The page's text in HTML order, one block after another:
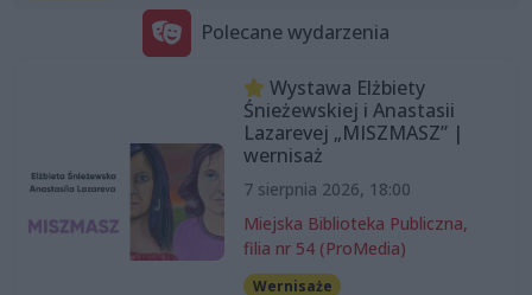
Polecane wydarzenia
Wystawa Elżbiety
Śnieżewskiej i Anastasii
Lazarevej „MISZMASZ” |
wernisaż
7 sierpnia 2026, 18:00
Miejska Biblioteka Publiczna,
filia nr 54 (ProMedia)
Wernisaże